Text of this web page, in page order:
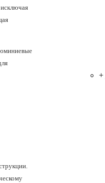
+